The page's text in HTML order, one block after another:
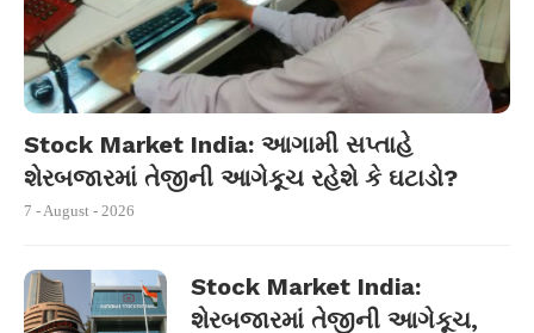
Stock Market India: આગામી સપ્તાહે
શેરબજારમાં તેજીની આગેકૂચ રહેશે કે ઘટાડો?
7 - August - 2026
Stock Market India:
શેરબજારમાં તેજીની આગેકૂચ,